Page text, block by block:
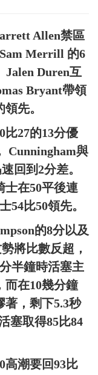
Allen禁區
Merrill 的6
Jalen Duren互
Bryant帶領
先。
比27的13分優
Cunningham與
回到2分差。
士在50平後連
54比50領先。
的8分以及
將比數反超，
半鐘時活塞主
而在10幾分鐘
著，剩下5.3秒
塞取得85比84
高潮要回93比